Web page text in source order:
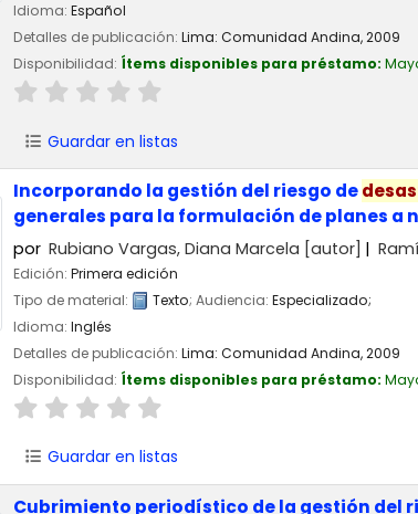
Idioma: Español
Detalles de publicación: Lima: Comunidad Andina,2009
Disponibilidad: Ítems disponibles para préstamo:
Guardar en listas
Incorporando la gestión del riesgo de
generales para la formulación de planes a
por Rubiano Vargas, Diana Marcela [autor]
Edición: Primera edición
Tipo de material:
Texto; Audiencia: Especializado;
Idioma: Inglés
Detalles de publicación: Lima: Comunidad Andina,2009
Disponibilidad: Ítems disponibles para préstamo:
Guardar en listas
Cubrimiento periodístico de la gestión del